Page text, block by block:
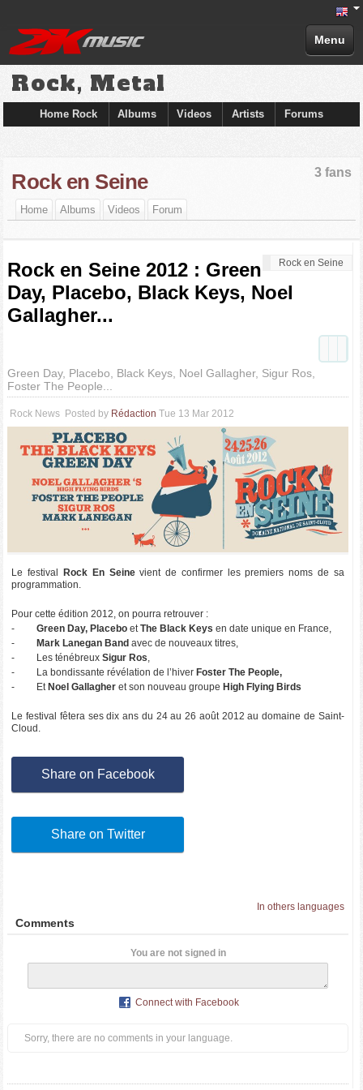
Menu
Rock, Metal
Home Rock Albums Videos Artists Forums
3 fans
Rock en Seine
Home Albums Videos Forum
Rock en Seine
Rock en Seine 2012 : Green
Day, Placebo, Black Keys, Noel
Gallagher...
Green Day, Placebo, Black Keys, Noel Gallagher, Sigur Ros,
Foster The People...
Rock News Posted by Rédaction Tue 13 Mar 2012
Le festival Rock En Seinevient de confirmer les premiers noms de sa
programmation.
Pour cette édition 2012, on pourra retrouver :
-
Green Day, PlaceboetThe Black Keys en date unique en France,
-
Mark Lanegan Band avec de nouveaux titres,
- Les ténébreuxSigur Ros,
- La bondissante révélation de l’hiver Foster The People,
- Et Noel Gallagher et son nouveau groupe High Flying Birds
Le festival fêtera ses dix ans du 24 au 26 août 2012 au domaine de Saint-
Cloud.
Share on Facebook
Share on Twitter
In others languages
Comments
You are not signed in
Connect with Facebook
Sorry, there are no comments in your language.